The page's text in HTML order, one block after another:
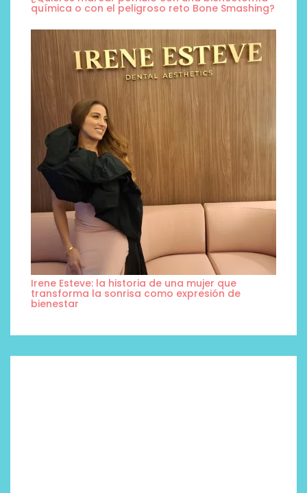
química o con el peligroso reto Bone Smashing?
Irene Esteve: la historia de una mujer que
transforma la sonrisa como expresión de
bienestar